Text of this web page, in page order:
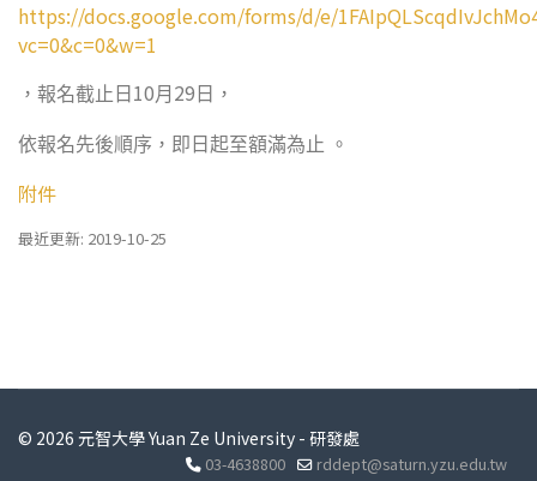
https://docs.google.com/forms/d/e/
vc=0&c=0&w=1
，報名截止日 10月 29 日，
依報名先後順序，即日起至額滿為止 。
附件
最近更新: 2019-10-25
© 2026 元智大學 Yuan Ze University - 研發處
03-4638800 rddept@saturn.yzu.edu.tw